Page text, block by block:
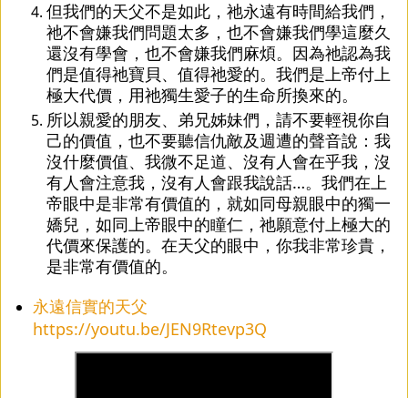
但我們的天父不是如此，祂永遠有時間給我們，
祂不會嫌我們問題太多，也不會嫌我們學這麼久
還沒有學會，也不會嫌我們麻煩。因為祂認為我
們是值得祂寶貝、值得祂愛的。我們是上帝付上
極大代價，用祂獨生愛子的生命所換來的。
所以親愛的朋友、弟兄姊妹們，請不要輕視你自
己的價值，也不要聽信仇敵及週遭的聲音說：我
沒什麼價值、我微不足道、沒有人會在乎我，沒
有人會注意我，沒有人會跟我說話…。我們在上
帝眼中是非常有價值的，就如同母親眼中的獨一
嬌兒，如同上帝眼中的瞳仁，祂願意付上極大的
代價來保護的。在天父的眼中，你我非常珍貴，
是非常有價值的。
永遠信實的天父
https://youtu.be/JEN9Rtevp3Q